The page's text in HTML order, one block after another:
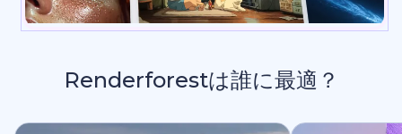
Renderforestは誰に最適？